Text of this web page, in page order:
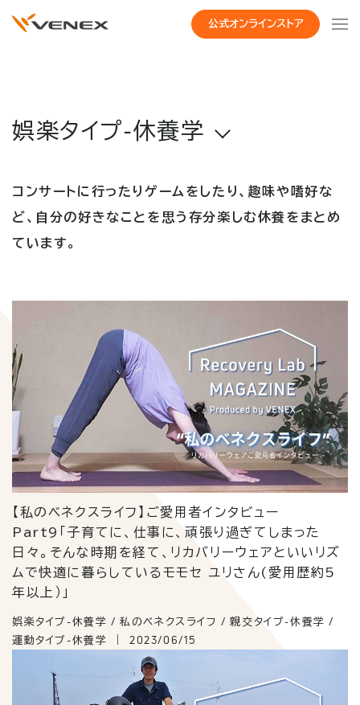
公式オンラインストア
娯楽タイプ-休養学
コンサートに行ったりゲームをしたり、趣味や嗜好な
ど、自分の好きなことを思う存分楽しむ休養をまとめ
ています。
【私のベネクスライフ】ご愛用者インタビュー
Part9「子育てに、仕事に、頑張り過ぎてしまった
日々。そんな時期を経て、リカバリーウェアといいリズ
ムで快適に暮らしているモモセ ユリさん(愛用歴約5
年以上）」
娯楽タイプ-休養学 / 私のベネクスライフ / 親交タイプ-休養学 /
運動タイプ-休養学
2023/06/15